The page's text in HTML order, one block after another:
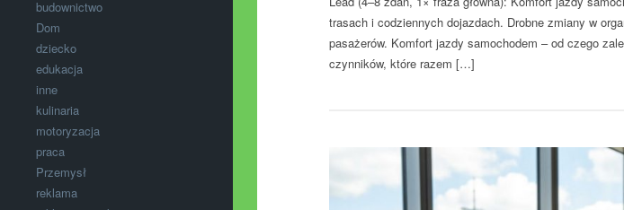
budownictwo
Dom
dziecko
edukacja
inne
kulinaria
motoryzacja
praca
Przemysł
reklama
trasach i codziennych dojazdach. Drobne zmiany w
pasażerów. Komfort jazdy samochodem – od czego
czynników, które razem […]